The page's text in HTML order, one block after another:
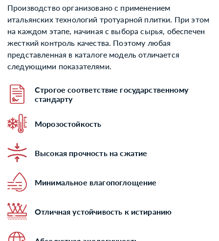
Производство организовано с применением
итальянских технологий тротуарной плитки. При этом
на каждом этапе, начиная с выбора сырья, обеспечен
жесткий контроль качества. Поэтому любая
представленная в каталоге модель отличается
следующими показателями.
Строгое соответствие государственному
стандарту
Морозостойкость
Высокая прочность на сжатие
Минимальное влагопоглощение
Отличная устойчивость к истиранию